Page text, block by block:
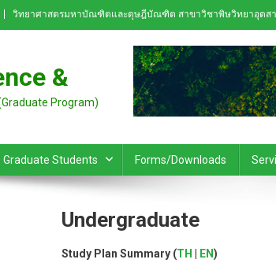
วิทยาศาสตรมหาบัณฑิตและดุษฎีบัณฑิต สาขาวิชาพิษวิทยาอุตสาห
&
Program)
Graduate Students Forms/Downloads
Undergraduate
Study Plan Summary (TH EN)